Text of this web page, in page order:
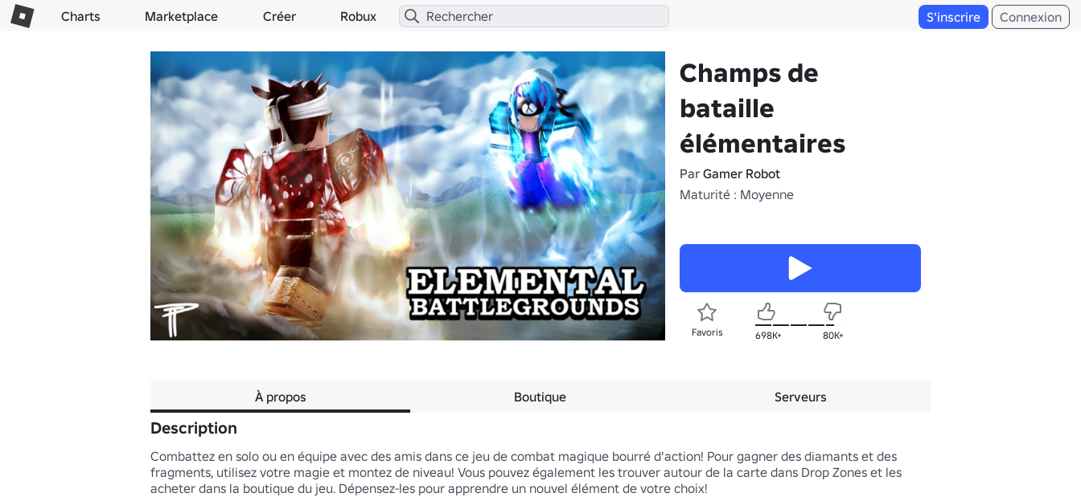
Charts Marketplace Créer Robux S'inscrire Connexion
Champs de
bataille
élémentaires
Par Gamer Robot
Maturité : Moyenne
Favoris 698K+ 80K+
À propos Boutique Serveurs
Description
Combattez en solo ou en équipe avec des amis dans ce jeu de combat magique bourré d'action! Pour gagner des diamants et des
fragments, utilisez votre magie et montez de niveau! Vous pouvez également les trouver autour de la carte dans Drop Zones et les
acheter dans la boutique du jeu. Dépensez-les pour apprendre un nouvel élément de votre choix!